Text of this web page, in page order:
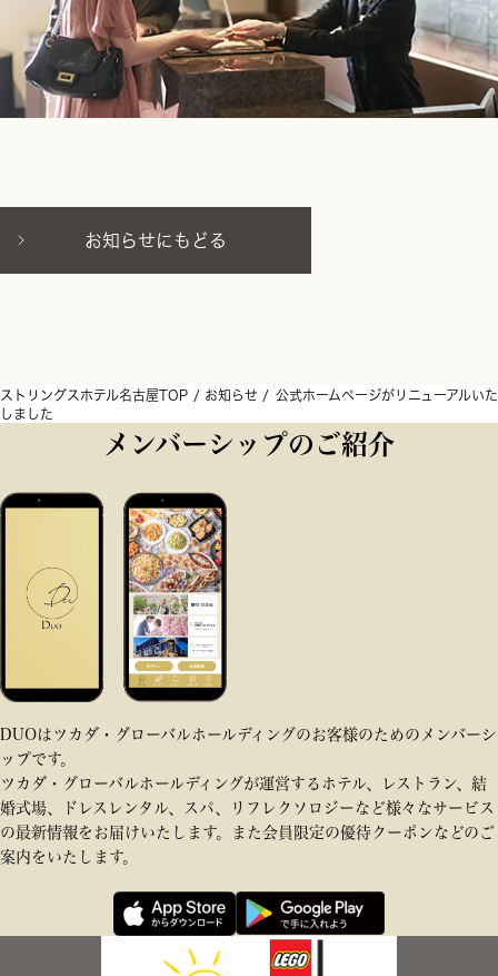
お知らせにもどる
ストリングスホテル名古屋TOP お知らせ
公式ホームページがリニューアルいた
しました
メンバーシップのご紹介
DUOはツカダ・グローバルホールディングのお客様のためのメンバーシ
ップです。
ツカダ・グローバルホールディングが運営するホテル、レストラン、結
婚式場、ドレスレンタル、スパ、リフレクソロジーなど様々なサービス
の最新情報をお届けいたします。また会員限定の優待クーポンなどのご
案内をいたします。